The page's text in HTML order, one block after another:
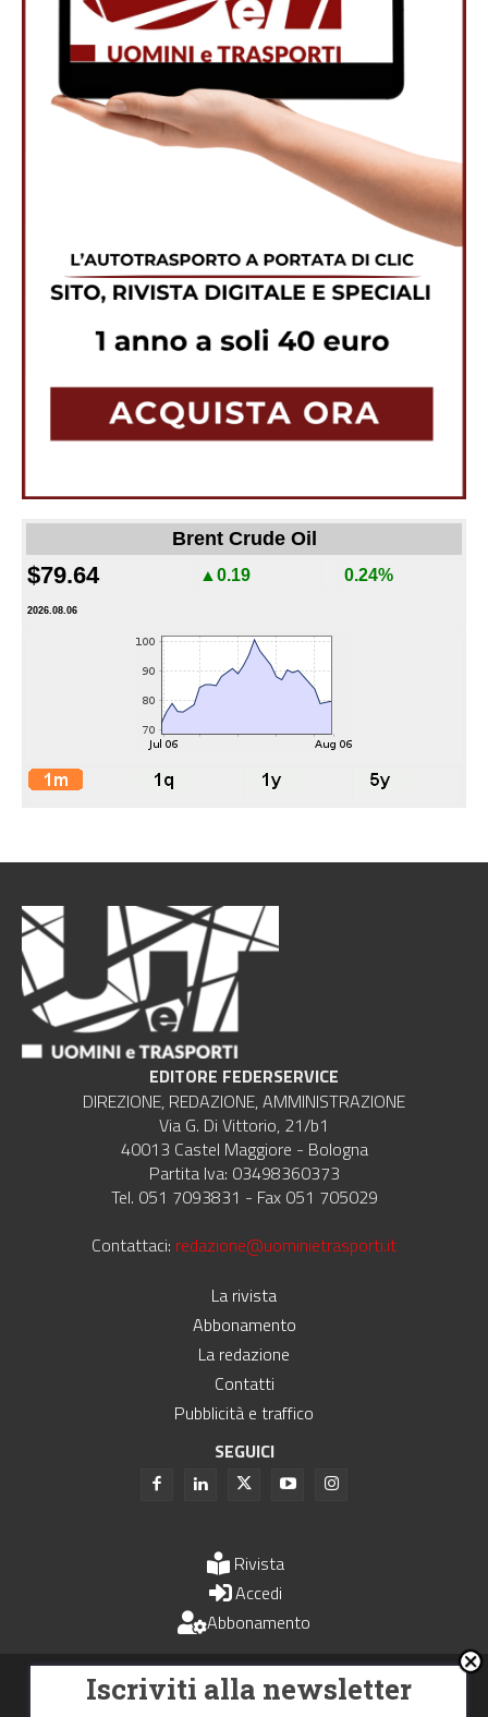
Brent Crude Oil
$79.64 ▲0.19 0.24%
2026.08.06
EDITORE FEDERSERVICE
DIREZIONE, REDAZIONE, AMMINISTRAZIONE
Via G. Di Vittorio, 21/b1
40013 Castel Maggiore - Bologna
Partita Iva: 03498360373
Tel. 051 7093831 - Fax 051 705029
Contattaci: redazione@uominietrasporti.it
La rivista
Abbonamento
La redazione
Contatti
Pubblicità e traffico
SEGUICI
Rivista
Accedi
Abbonamento
Uomini e Trasporti è un periodico associato all'Unione Stampa
Periodica Italiana - USPI
Iscriviti alla newsletter